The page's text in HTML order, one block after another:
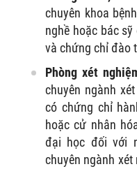
chuyên khoa
nghề hoặc bác
và chứng chỉ đào
Phòng xét
chuyên ngành
có chứng chỉ
hoặc cử nhân
đại học đối với
chuyên ngành